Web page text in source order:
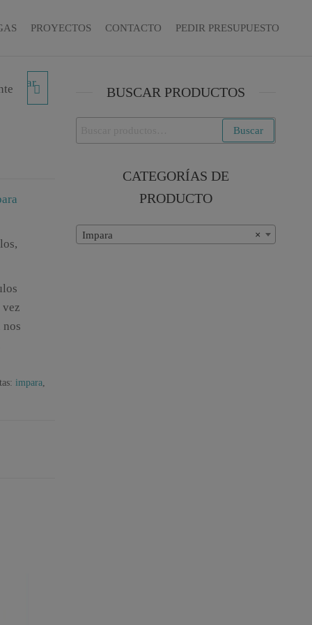
PROYECTOS CONTACTO PEDIR PRESUPUESTO
vez
impara,
BUSCAR PRODUCTOS
por:
Buscar
CATEGORÍAS DE
PRODUCTO
×
Impara